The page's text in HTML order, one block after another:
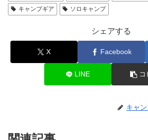
キャンプギア
ソロキャンプ
シェアする
X Facebook
LINE コ
キャ